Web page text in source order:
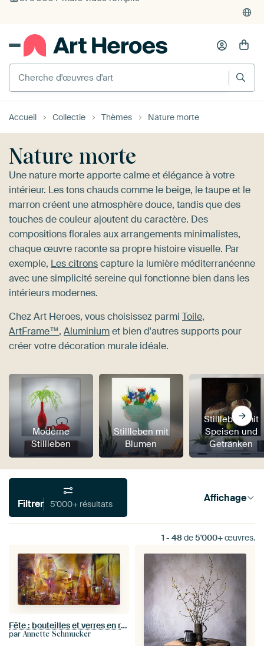
375'000+ murs vides remplis
Cherche d'œuvres d'art
Accueil Collectie Thèmes Nature morte
Nature morte
Une nature morte apporte calme et élégance à votre
intérieur. Les tons chauds comme le beige, le taupe et le
marron créent une atmosphère douce, tandis que des
touches de couleur ajoutent du caractère. Des
compositions florales aux arrangements minimalistes,
chaque œuvre raconte sa propre histoire visuelle. Par
exemple, Les citronscapture la lumière méditerranéenne
avec une simplicité sereine qui fonctionne bien dans les
intérieurs modernes.
Chez Art Heroes, vous choisissez parmi Toile,
ArtFrame™, Aluminiumet bien d'autres supports pour
créer votre décoration murale idéale.
Moderne
Stillleben
Stillleben mit
Blumen
Stillleben mit
Speisen und
Getränken
Filtrer 5'000+ résultats Affichage
1 - 48de5'000+œuvres.
Fête : bouteilles et verres en rouge et or
par Annette Schmucker